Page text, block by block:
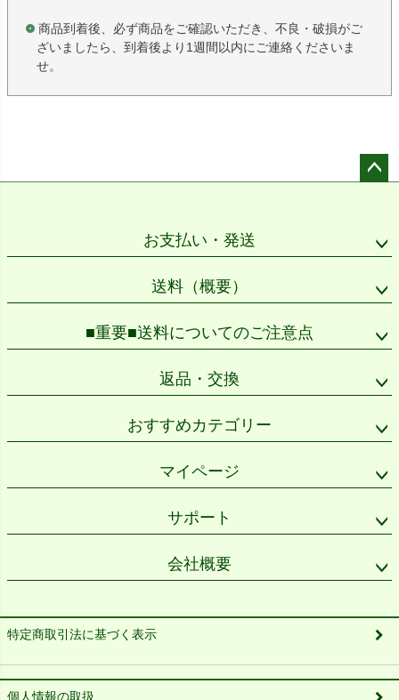
商品到着後、必ず商品をご確認いただき、不良・破損がご
ざいましたら、到着後より1週間以内にご連絡くださいま
せ。
お支払い・発送
送料（概要）
■重要■送料についてのご注意点
返品・交換
おすすめカテゴリー
マイページ
サポート
会社概要
特定商取引法に基づく表示
個人情報の取扱